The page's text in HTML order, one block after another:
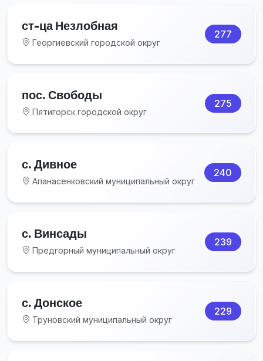
ст-ца Незлобная
Георгиевский городской округ
277
пос. Свободы
Пятигорск городской округ
275
с. Дивное
Апанасенковский муниципальный округ
240
с. Винсады
Предгорный муниципальный округ
239
с. Донское
Труновский муниципальный округ
229